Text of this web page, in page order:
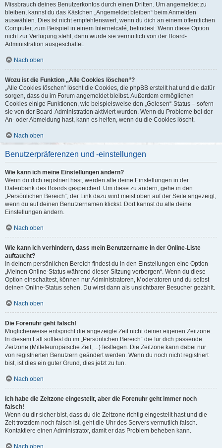
Missbrauch deines Benutzerkontos durch einen Dritten. Um angemeldet zu
bleiben, kannst du das Kästchen „Angemeldet bleiben“ beim Anmelden
auswählen. Dies ist nicht empfehlenswert, wenn du dich an einem öffentlichen
Computer, zum Beispiel in einem Internetcafé, befindest. Wenn diese Option
nicht zur Verfügung steht, dann wurde sie vermutlich von der Board-
Administration ausgeschaltet.
Nach oben
Wozu ist die Funktion „Alle Cookies löschen“?
„Alle Cookies löschen“ löscht die Cookies, die phpBB erstellt hat und die dafür
sorgen, dass du im Forum angemeldet bleibst. Außerdem ermöglichen
Cookies einige Funktionen, wie beispielsweise den „Gelesen“-Status – sofern
sie von der Board-Administration aktiviert wurden. Wenn du Probleme bei der
An- oder Abmeldung hast, kann es helfen, wenn du die Cookies löscht.
Nach oben
Benutzerpräferenzen und -einstellungen
Wie kann ich meine Einstellungen ändern?
Wenn du dich registriert hast, werden alle deine Einstellungen in der
Datenbank des Boards gespeichert. Um diese zu ändern, gehe in den
„Persönlichen Bereich“; der Link dazu wird meist oben auf der Seite angezeigt,
wenn du auf deinen Benutzernamen klickst. Dort kannst du alle deine
Einstellungen ändern.
Nach oben
Wie kann ich verhindern, dass mein Benutzername in der Online-Liste
auftaucht?
In deinem persönlichen Bereich findest du in den Einstellungen eine Option
„Meinen Online-Status während dieser Sitzung verbergen“. Wenn du diese
Option einschaltest, können nur Administratoren, Moderatoren und du selbst
deinen Online-Status sehen. Du wirst dann als unsichtbarer Besucher gezählt.
Nach oben
Die Forenuhr geht falsch!
Möglicherweise entspricht die angezeigte Zeit nicht deiner eigenen Zeitzone.
In diesem Fall solltest du im „Persönlichen Bereich“ die für dich passende
Zeitzone (Mitteleuropäische Zeit, ...) festlegen. Die Zeitzone kann dabei nur
von registrierten Benutzern geändert werden. Wenn du noch nicht registriert
bist, ist dies ein guter Grund, dies jetzt zu tun.
Nach oben
Ich habe die Zeitzone eingestellt, aber die Forenuhr geht immer noch
falsch!
Wenn du dir sicher bist, dass du die Zeitzone richtig eingestellt hast und die
Zeit trotzdem noch falsch ist, geht die Uhr des Servers vermutlich falsch.
Kontaktiere einen Administrator, damit er das Problem beheben kann.
Nach oben